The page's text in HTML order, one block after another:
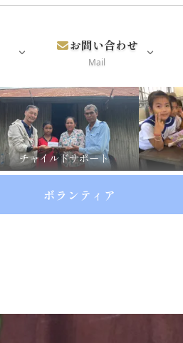
お問い合わせ
Mail
チャイルドサポート
ボランティア